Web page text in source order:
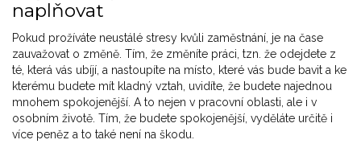
naplňovat
Pokud prožíváte neustálé stresy kvůli zaměstnání, je na čase
zauvažovat o změně. Tím, že změníte práci, tzn. že odejdete z
té, která vás ubíjí, a nastoupíte na místo, které vás bude bavit a ke
kterému budete mít kladný vztah, uvidíte, že budete najednou
mnohem spokojenější. A to nejen v pracovní oblasti, ale i v
osobním životě. Tím, že budete spokojenější, vyděláte určitě i
více peněz a to také není na škodu.